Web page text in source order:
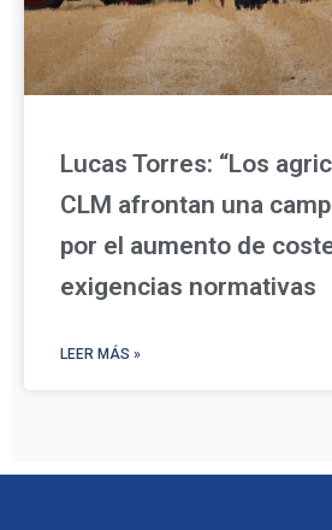
Lucas Torres: “Los
CLM afrontan una
por el aumento de
exigencias normativas
LEER MÁS »